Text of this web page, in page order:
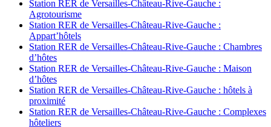
Station RER de Versailles-Château-Rive-Gauche :
Agrotourisme
Station RER de Versailles-Château-Rive-Gauche :
Appart’hôtels
Station RER de Versailles-Château-Rive-Gauche : Chambres
d’hôtes
Station RER de Versailles-Château-Rive-Gauche : Maison
d’hôtes
Station RER de Versailles-Château-Rive-Gauche : hôtels à
proximité
Station RER de Versailles-Château-Rive-Gauche : Complexes
hôteliers